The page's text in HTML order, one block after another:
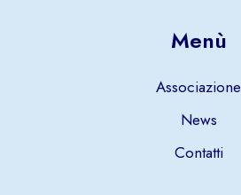
Menù
Associazione
News
Contatti